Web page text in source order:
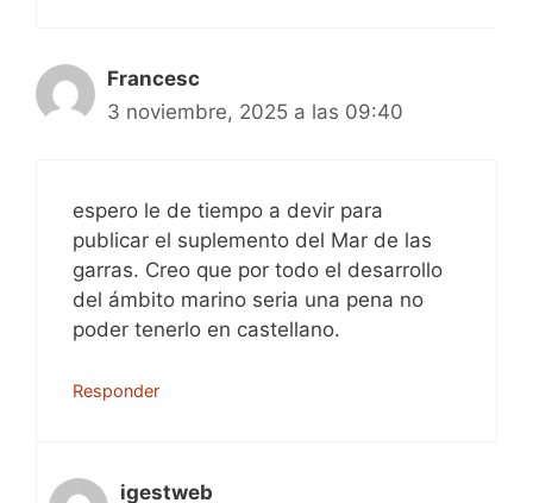
Francesc
3 noviembre, 2025 a las 09:40
espero le de tiempo a devir para
publicar el suplemento del Mar de las
garras. Creo que por todo el desarrollo
del ámbito marino seria una pena no
poder tenerlo en castellano.
Responder
igestweb